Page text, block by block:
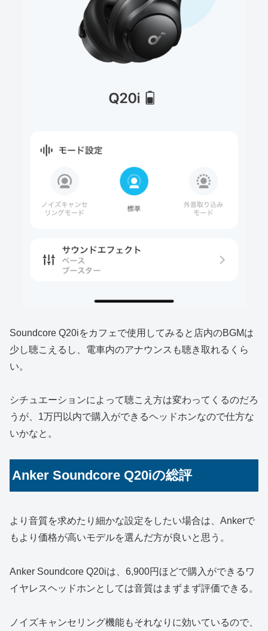
Soundcore Q20iをカフェで使用してみると店内のBGMは
少し聴こえるし、電車内のアナウンスも聴き取れるくら
い。
シチュエーションによって聴こえ方は変わってくるのだろ
うが、1万円以内で購入ができるヘッドホンなので仕方な
いかなと。
Anker Soundcore Q20iの総評
より音質を求めたり細かな設定をしたい場合は、Ankerで
もより価格が高いモデルを選んだ方が良いと思う。
Anker Soundcore Q20iは、6,900円ほどで購入ができるワ
イヤレスヘッドホンとしては音質はまずまず評価できる。
ノイズキャンセリング機能もそれなりに効いているので、